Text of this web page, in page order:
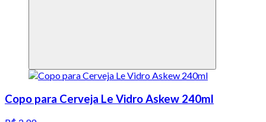
Copo para Cerveja Le Vidro Askew 240ml